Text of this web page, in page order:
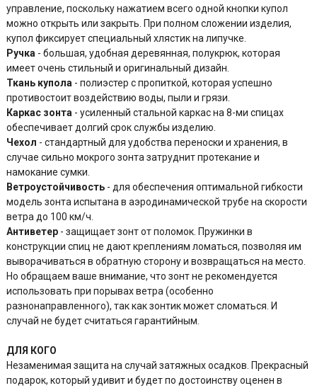
управление, поскольку нажатием всего одной кнопки купол
можно открыть или закрыть. При полном сложении изделия,
купол фиксирует специальный хлястик на липучке.
Ручка - большая, удобная деревянная, полукрюк, которая
имеет очень стильный и оригинальный дизайн.
Ткань купола - полиэстер с пропиткой, которая успешно
противостоит воздействию воды, пыли и грязи.
Каркас зонта - усиленный стальной каркас на 8-ми спицах
обеспечивает долгий срок службы изделию.
Чехол - стандартный для удобства переноски и хранения, в
случае сильно мокрого зонта затруднит протекание и
намокание сумки.
Ветроустойчивость - для обеспечения оптимальной гибкости
модель зонта испытана в аэродинамической трубе на скорости
ветра до 100 км/ч.
Антиветер - защищает зонт от поломок. Пружинки в
конструкции спиц не дают креплениям ломаться, позволяя им
выворачиваться в обратную сторону и возвращаться на место.
Но обращаем ваше внимание, что зонт не рекомендуется
использовать при порывах ветра (особенно
разнонаправленного), так как зонтик может сломаться. И
случай не будет считаться гарантийным.
ДЛЯ КОГО
Незаменимая защита на случай затяжных осадков. Прекрасный
подарок, который удивит и будет по достоинству оценен в